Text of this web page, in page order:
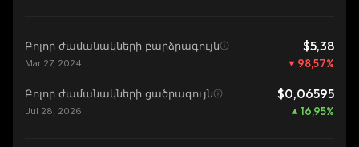
Բոլոր ժամանակների բարձրագույն $5,38
Mar 27, 2024 98,57%
Բոլոր ժամանակների ցածրագույն $0,06595
Jul 28, 2026 16,95%